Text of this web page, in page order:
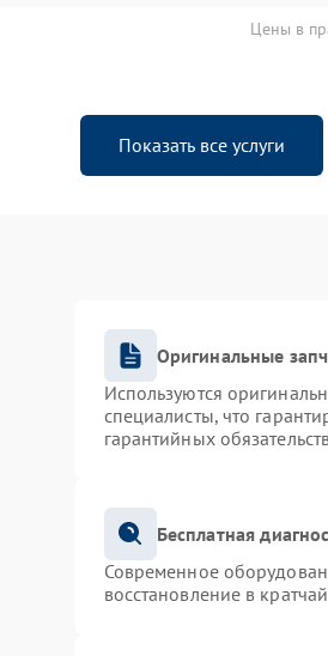
Цены в
Показать все услуги
Оригинальные
Используются
специалисты, что
гарантийных
Бесплатная
Современное
восстановление в